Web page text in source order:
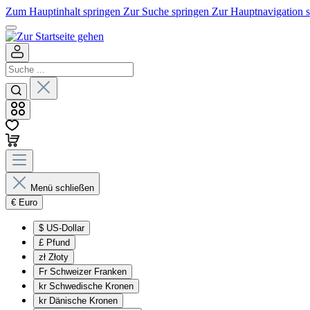
Zum Hauptinhalt springen Zur Suche springen Zur Hauptnavigation
Menü schließen
€ Euro
$ US-Dollar
£ Pfund
zł Złoty
Fr Schweizer Franken
kr Schwedische Kronen
kr Dänische Kronen